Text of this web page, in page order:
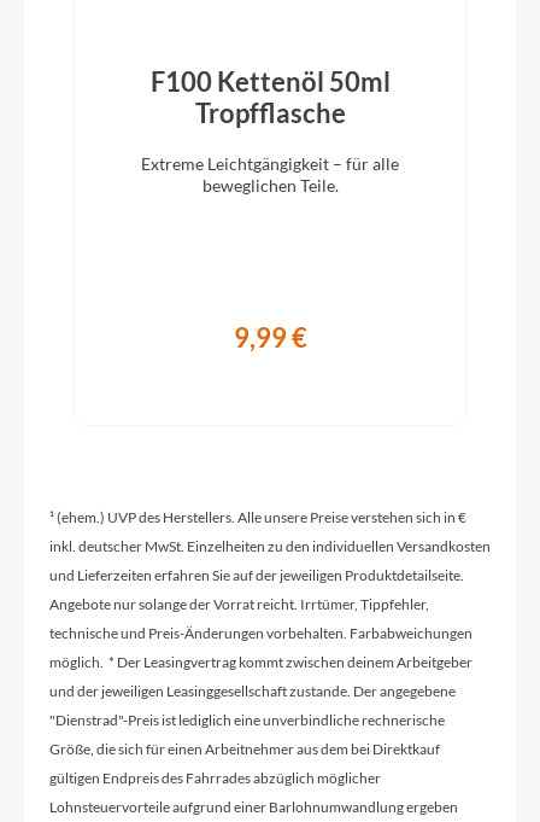
2023
Griffe
ERGON GP-10
Kassette
SHIMANO CS-HG200-9, 11-34T
F100 Kettenöl 50ml
Tropfflasche
Extreme Leichtgängigkeit – für alle
beweglichen Teile.
9,99 €
¹ (ehem.) UVP des Herstellers. Alle unsere Preise verstehen sich in €
inkl. deutscher MwSt. Einzelheiten zu den individuellen Versandkosten
und Lieferzeiten erfahren Sie auf der jeweiligen Produktdetailseite.
Angebote nur solange der Vorrat reicht. Irrtümer, Tippfehler,
technische und Preis-Änderungen vorbehalten. Farbabweichungen
möglich. * Der Leasingvertrag kommt zwischen deinem Arbeitgeber
und der jeweiligen Leasinggesellschaft zustande. Der angegebene
"Dienstrad"-Preis ist lediglich eine unverbindliche rechnerische
Größe, die sich für einen Arbeitnehmer aus dem bei Direktkauf
gültigen Endpreis des Fahrrades abzüglich möglicher
Lohnsteuervorteile aufgrund einer Barlohnumwandlung ergeben